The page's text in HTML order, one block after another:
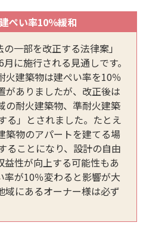
ぺい率10％緩和
一部を改正する法律案」
に施行される見通しです。
火建築物は建ぺい率を10％
がありましたが、改正後は
の耐火建築物、準耐火建築
る」とされました。たとえ
築物のアパートを建てる場
ることになり、設計の自由
性が向上する可能性もあ
率が10％変わると影響が大
域にあるオーナー様は必ず